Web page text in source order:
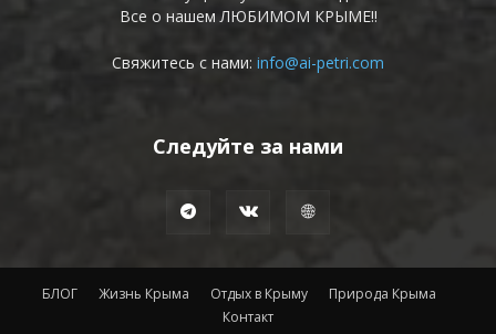
Все о нашем ЛЮБИМОМ КРЫМЕ!!
Свяжитесь с нами: info@ai-petri.com
Следуйте за нами
БЛОГ Жизнь Крыма Отдых в Крыму
Природа Крыма
Контакт